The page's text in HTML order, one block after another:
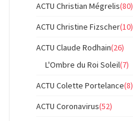
ACTU Christian Mégrelis(80)
ACTU Christine Fizscher(10)
ACTU Claude Rodhain(26)
L'Ombre du Roi Soleil(7)
ACTU Colette Portelance(8)
ACTU Coronavirus(52)